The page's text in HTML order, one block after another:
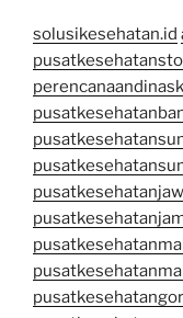
solusikesehatan.id